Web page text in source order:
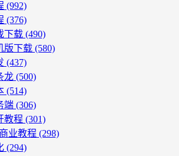
(992)
(376)
下载 (490)
版下载 (580)
(437)
龙 (500)
(514)
端 (306)
教程 (301)
业教程 (298)
(294)